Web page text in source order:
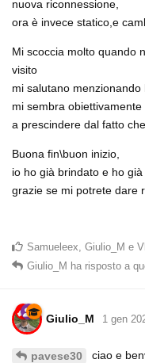
nuova riconnessione,
ora è invece statico,e
Mi scoccia molto quando
visito
mi salutano menzionando
mi sembra obiettivamente
a prescindere dal fatto
Buona fin\buon inizio,
io ho già brindato e ho già
grazie se mi potrete dare
Samueleex, Giulio_M e
Giulio_M ha risposto a
Giulio_M 1 gen
pavese30 ciao e